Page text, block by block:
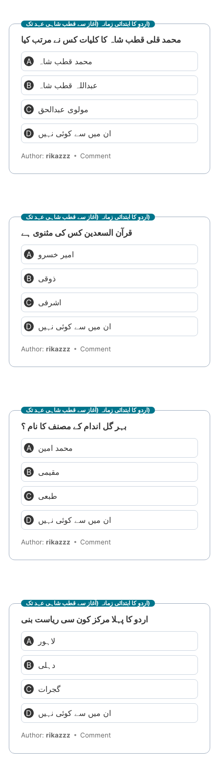
اردو کا ابتدائی زمانہ (آغاز سے قطب شاہی عہد تک)
محمد قلی قطب شاہ کا کلیات کس نے مرتب کیا
محمد قطب شاہ
عبداللہ قطب شاہ
مولوی عبدالحق
ان میں سے کوئی نہیں
Author:rikazzz Comment
اردو کا ابتدائی زمانہ (آغاز سے قطب شاہی عہد تک)
قرآن السعدین کس کی مثنوی ہے
امیر خسرو
ذوقی
اشرفی
ان میں سے کوئی نہیں
Author:rikazzz Comment
اردو کا ابتدائی زمانہ (آغاز سے قطب شاہی عہد تک)
بہر گل اندام کے مصنف کا نام ؟
محمد امین
مقیمی
طبعی
ان میں سے کوئی نہیں
Author:rikazzz Comment
اردو کا ابتدائی زمانہ (آغاز سے قطب شاہی عہد تک)
اردو کا پہلا مرکز کون سی ریاست بنی
لاہور
دہلی
گجرات
ان میں سے کوئی نہیں
Author:rikazzz Comment